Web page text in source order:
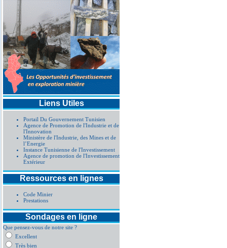
Liens Utiles
Portail Du Gouvernement Tunisien
Agence de Promotion de l'Industrie et de
l'Innovation
Ministère de l'Industrie, des Mines et de
l’Energie
Instance Tunisienne de l'Investissement
Agence de promotion de l'Investissement
Extérieur
Ressources en lignes
Code Minier
Prestations
Sondages en ligne
Que pensez-vous de notre site ?
Excellent
Très bien